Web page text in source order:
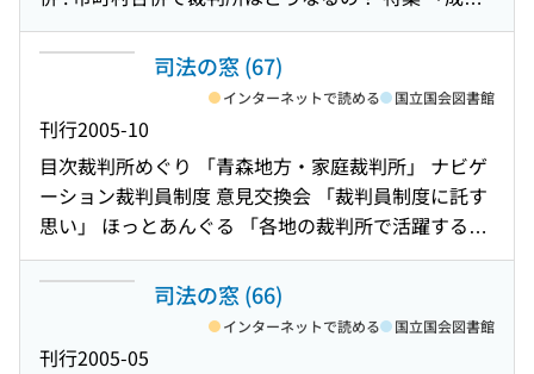
後見制度って，なに？」 Q＆A 「犯罪の被害に遭われ
た方のための制度～刑事裁判手続・少年審判手続に
ついて～」 対談 「千里同風の境地を目指して」 ナビ
ゲーション裁判員制度 聞こう話そう考えよう裁判員
制度全国フォーラム 裁判所めぐり 「鹿児島地方・家
庭裁判所」
司法の窓 (67)
刊行2005-10
インターネットで読める 国立国会図書館
目次裁判所めぐり 「青森地方・家庭裁判所」 ナビゲ
ーション裁判員制度 意見交換会 「裁判員制度に託す
思い」 ほっとあんぐる 「各地の裁判所で活躍する通
訳人」 督促オンラインシステム 特集 「参与員の1日
～人事訴訟編～」 Q＆A 「労働審判制度 ～新しい労
働紛争解決手続の誕生～」 対談 「創造的な日本をつ
くるために」 15のいす 弁論のかたち ナビゲーション
司法の窓 (66)
刊行2005-05
インターネットで読める 国立国会図書館